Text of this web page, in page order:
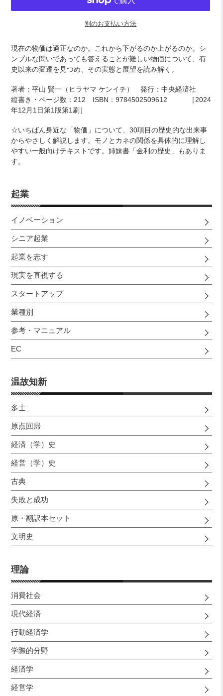
起業
イノベーション
シニア起業
起業を志す
現実を直視する
スタートアップ
業種別
参考・マニュアル
EC
温故知新
多士
原点回帰
経済（学）史
経営（学）史
古典
失敗と成功
原・翻訳本セット
文明史
理論
消費社会
現代経済
行動経済学
学際的分野
経済学
経営学
別のお支払い方法
ー
ト
に
商
品
を
追
加
す
る
現在の物価は適正なのか。これから下がるのか上がるのか。シ
ンプルな問いであっても答えることが難しい物価について、有
史以来の変遷を見つめ、その実態と展望を読み解く。
著者：平山 賢一（ヒラヤマ ケンイチ） 発行：中央経済社
縦書き・ページ数：212 ISBN：9784502509612 ［2024
年12月1日第1版第1刷］
☆いちばん身近な「物価」について、30項目の歴史的な出来事
からやさしく解説します。モノとカネの関係を具体的に理解し
やすい一般向けテキストです。姉妹書「金利の歴史」もありま
す。